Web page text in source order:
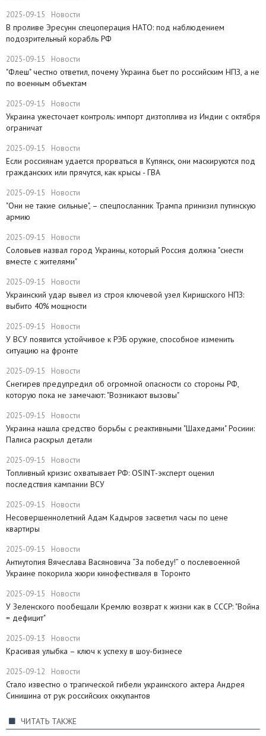
2025-09-15 Новости
​В проливе Эресунн спецоперация НАТО: под наблюдением
подозрительный корабль РФ
2025-09-15 Новости
"Флеш" честно ответил, почему Украина бьет по российским НПЗ, а не
по военным объектам
2025-09-15 Новости
Украина ужесточает контроль: импорт дизтоплива из Индии с октября
ограничат
2025-09-15 Новости
Если россиянам удается прорваться в Купянск, они маскируются под
гражданских или прячутся, как крысы - ГВА
2025-09-15 Новости
"Они не такие сильные", – спецпосланник Трампа принизил путинскую
армию
2025-09-15 Новости
Соловьев назвал город Украины, который Россия должна "снести
вместе с жителями"
2025-09-15 Новости
​Украинский удар вывел из строя ключевой узел Киришского НПЗ:
выбито 40% мощности
2025-09-15 Новости
У ВСУ появится устойчивое к РЭБ оружие, способное изменить
ситуацию на фронте
2025-09-15 Новости
Снегирев предупредил об огромной опасности со стороны РФ,
которую пока не замечают: "Возникают вызовы"
2025-09-15 Новости
​Украина нашла средство борьбы с реактивными "Шахедами" Росиии:
Палиса раскрыл детали
2025-09-15 Новости
​Топливный кризис охватывает РФ: OSINT-эксперт оценил
последствия кампании ВСУ
2025-09-15 Новости
Несовершеннолетний Адам Кадыров засветил часы по цене
квартиры
2025-09-15 Новости
Антиутопия Вячеслава Васяновича “За победу!” о послевоенной
Украине покорила жюри кинофестиваля в Торонто
2025-09-15 Новости
​У Зеленского пообещали Кремлю возврат к жизни как в СССР: "Война
= дефицит"
2025-09-13 Новости
Красивая улыбка – ключ к успеху в шоу-бизнесе
2025-09-12 Новости
Стало известно о трагической гибели украинского актера Андрея
Синишина от рук российских оккупантов
ЧИТАТЬ ТАКЖЕ